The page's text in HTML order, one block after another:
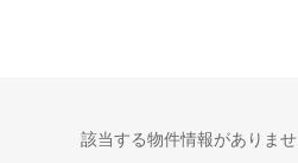
該当する物件情報がありませ